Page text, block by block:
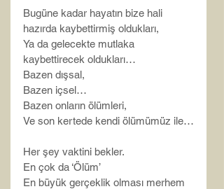
Bugüne kadar hayatın bize hali
hazırda kaybettirmiş oldukları,
Ya da gelecekte mutlaka
kaybettirecek oldukları…
Bazen dışsal,
Bazen içsel…
Bazen onların ölümleri,
Ve son kertede kendi ölümümüz ile…
Her şey vaktini bekler.
En çok da ‘Ölüm’
En büyük gerçeklik olması merhem